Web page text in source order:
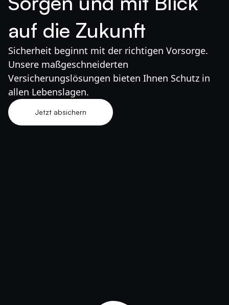
auf die Zukunft
Sicherheit beginnt mit der richtigen Vorsorge.
Unsere maßgeschneiderten
Versicherungslösungen bieten Ihnen Schutz in
allen Lebenslagen.
Jetzt absichern
Jetzt absichern lassen